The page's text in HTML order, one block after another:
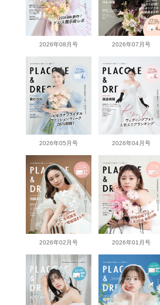
2026年08月号 2026年07月号
2026年05月号 2026年04月号
2026年02月号 2026年01月号